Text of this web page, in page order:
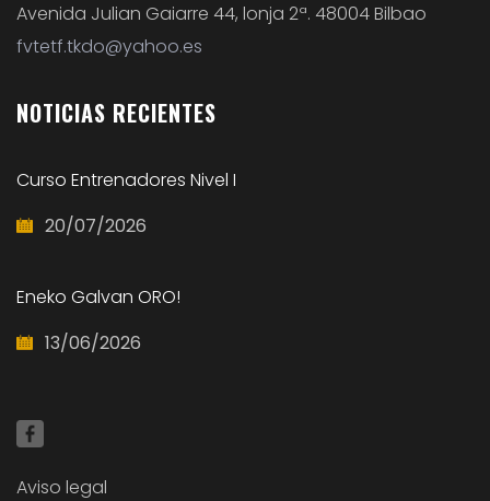
Avenida Julian Gaiarre 44, lonja 2ª. 48004 Bilbao
fvtetf.tkdo@yahoo.es
NOTICIAS RECIENTES
Curso Entrenadores Nivel I
20/07/2026
Eneko Galvan ORO!
13/06/2026
Aviso legal